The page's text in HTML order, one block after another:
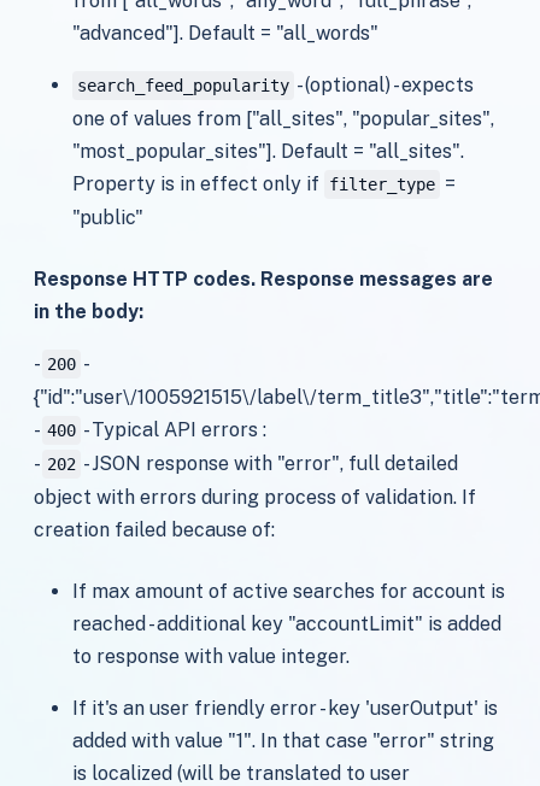
"advanced"]. Default = "all_words"
search_feed_popularity - (optional) - expects
one of values from ["all_sites", "popular_sites",
"most_popular_sites"]. Default = "all_sites".
Property is in effect only if
filter_type =
"public"
Response HTTP codes. Response messages are
in the body:
- 200 -
{"id":"user\/1005921515\/label\/
- 400 - Typical API errors :
- 202 - JSON response with "error", full detailed
object with errors during process of validation. If
creation failed because of:
If max amount of active searches for account is
reached - additional key "accountLimit" is added
to response with value integer.
If it's an user friendly error - key 'userOutput' is
added with value "1". In that case "error" string
is localized (will be translated to user